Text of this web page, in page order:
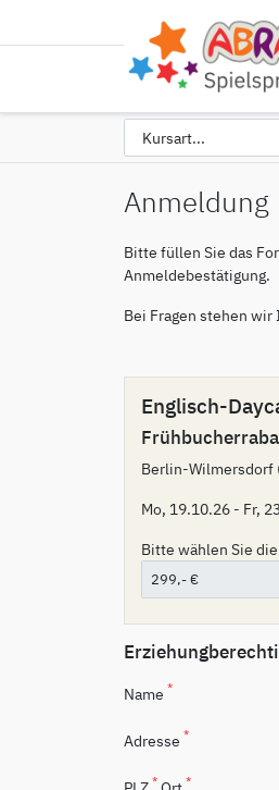
Anmeldung
Bitte füllen Sie das
Anmeldebestätigung.
Bei Fragen stehen
Englisch-
Berlin-Wilmersdorf
Mo, 19.10.26 - Fr,
Bitte wählen Sie
Name *
Adresse *
* *